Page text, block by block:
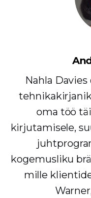
Nahla
oma töö
kirjutamisele,
kogemusliku
mille